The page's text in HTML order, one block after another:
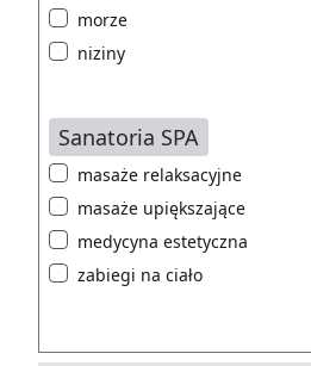
morze
niziny
Sanatoria SPA
masaże relaksacyjne
masaże upiększające
medycyna estetyczna
zabiegi na ciało